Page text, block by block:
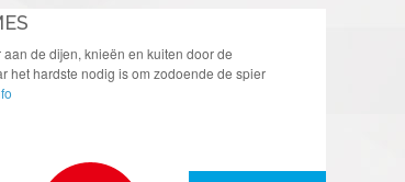
de dijen, knieën en kuiten door de
het hardste nodig is om zodoende de spier